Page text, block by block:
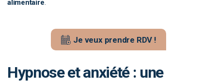
alimentaire.
Je veux prendre RDV !
Hypnose et anxiété : une